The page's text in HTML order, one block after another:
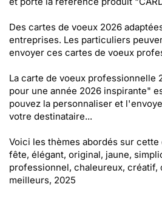
Des cartes de voeux 2026
entreprises. Les particuliers
envoyer ces cartes de voeux
La carte de voeux professionnelle
pour une année 2026 inspirante"
pouvez la personnaliser et
votre destinataire...
Voici les thèmes abordés sur cette
fête, élégant, original, jaune,
professionnel, chaleureux, créatif,
meilleurs, 2025